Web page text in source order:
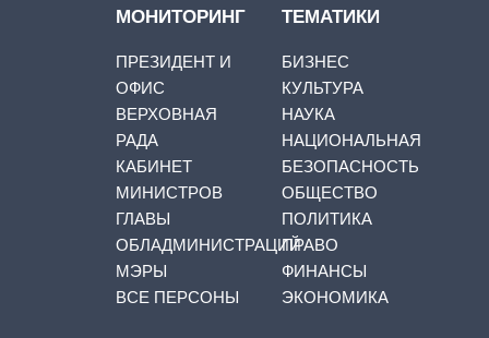
МОНИТОРИНГ
ПРЕЗИДЕНТ И
ОФИС
ВЕРХОВНАЯ
РАДА
КАБИНЕТ
МИНИСТРОВ
ГЛАВЫ
ОБЛАДМИНИСТРАЦИЙ
МЭРЫ
ВСЕ ПЕРСОНЫ
ТЕМАТИКИ
БИЗНЕС
КУЛЬТУРА
НАУКА
НАЦИОНАЛЬНАЯ
БЕЗОПАСНОСТЬ
ОБЩЕСТВО
ПОЛИТИКА
ПРАВО
ФИНАНСЫ
ЭКОНОМИКА